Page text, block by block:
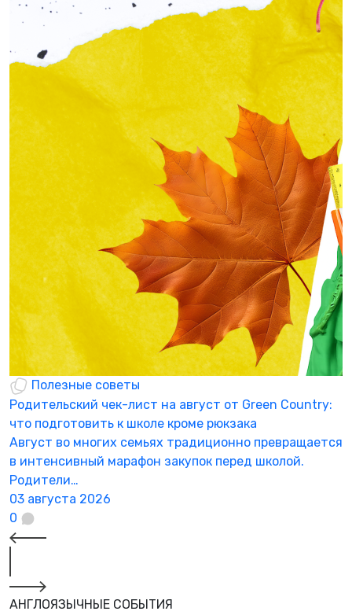
Полезные советы
Родительский чек-лист на август от Green Country:
что подготовить к школе кроме рюкзака
Август во многих семьях традиционно превращается
в интенсивный марафон закупок перед школой.
Родители…
03 августа 2026
0
АНГЛОЯЗЫЧНЫЕ СОБЫТИЯ